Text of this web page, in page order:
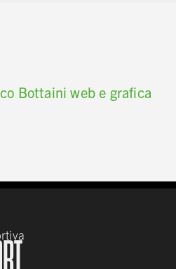
Bottaini web e grafica